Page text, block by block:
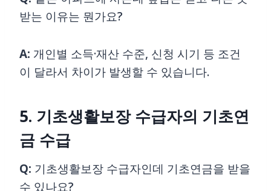
받는 이유는 뭔가요?
A:개인별 소득·재산 수준, 신청 시기 등 조건
이 달라서 차이가 발생할 수 있습니다.
5. 기초생활보장 수급자의 기초연
금 수급
Q:기초생활보장 수급자인데 기초연금을 받을